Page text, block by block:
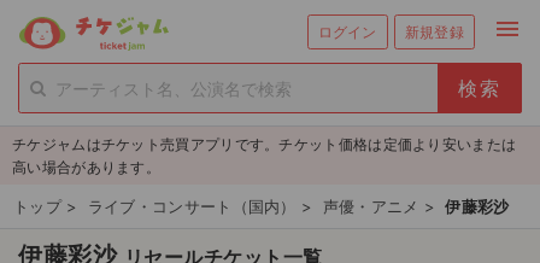
ログイン 新規登録 menu
person_add 新規会員登録
チケットを探す
新着チケット
値下げしたチケット
チケジャムはチケット売買アプリです。チケット価格は定価より安いまたは
高い場合があります。
トップ > ライブ・コンサート（国内） > 声優・アニメ > 伊藤彩沙
伊藤彩沙 リセールチケット一覧